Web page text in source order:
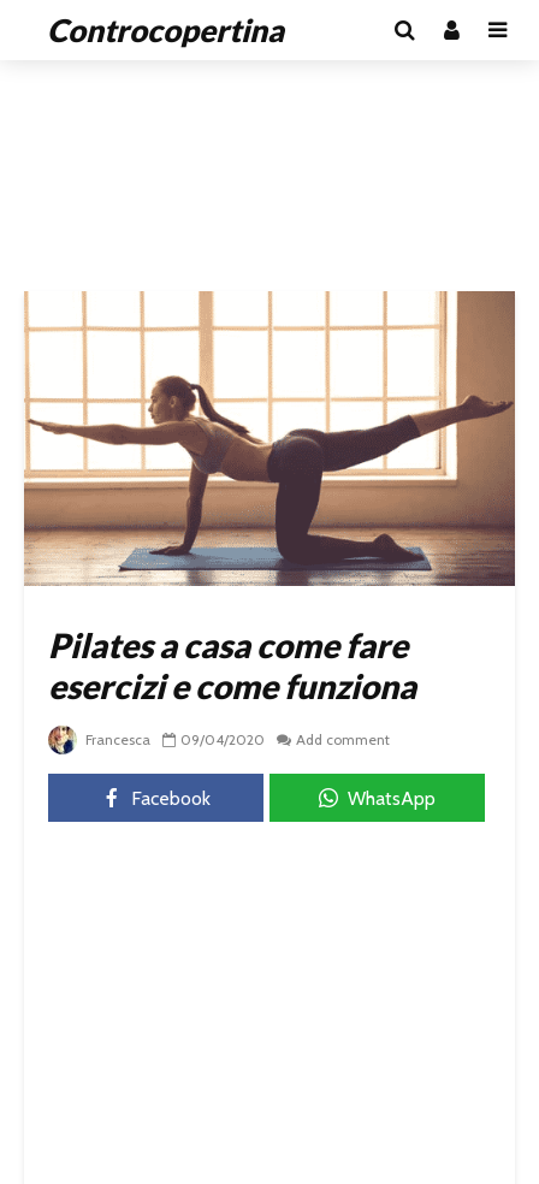
Controcopertina
Pilates a casa come fare
esercizi e come funziona
Francesca 09/04/2020 Add comment
Facebook WhatsApp